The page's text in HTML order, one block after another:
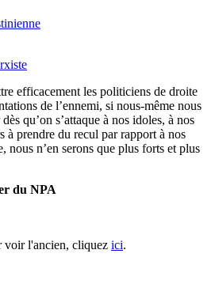
efficacement les politiciens de droite
de l’ennemi, si nous-même nous
qu’on s’attaque à nos idoles, à nos
à prendre du recul par rapport à nos
nous n’en serons que plus forts et plus
du NPA
voir l'ancien, cliquez ici.